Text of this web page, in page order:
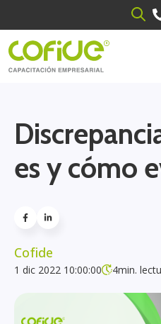
es y cómo
Cofide
1 dic 2022 10:00:00 4min.